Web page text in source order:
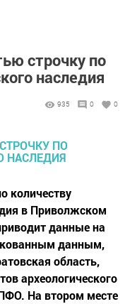
строчку по
наследия
935 0 0
количеству
в Приволжском
данные на
данным,
область,
археологического
На втором месте